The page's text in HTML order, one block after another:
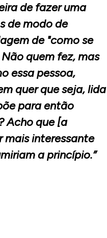
de fazer uma
de modo de
de "como se
quem fez, mas
essa pessoa,
quer que seja, lida
para então
Acho que [a
mais interessante
a princípio.”